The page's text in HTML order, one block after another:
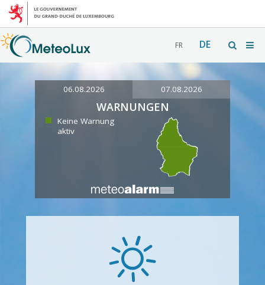
FR DE
06.08.2026 07.08.2026
WARNUNGEN
Keine Warnung
aktiv